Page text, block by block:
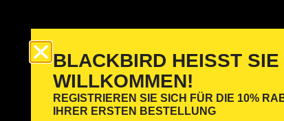
BLACKBIRD HEISST SIE W
ILLKOMMEN!
REGISTRIEREN SIE SICH FÜR DIE 10%
IHRER ERSTEN BESTELLUNG